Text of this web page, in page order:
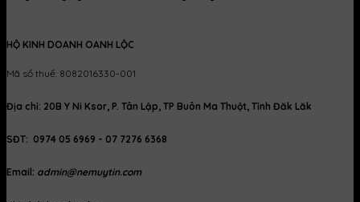
HỘ KINH DOANH OANH LỘC
Mã số thuế: 8082016330-001
Địa chỉ: 20B Y Ni Ksor, P. Tân Lập, TP Buôn Ma Thuột, Tỉnh Đăk Lăk
SĐT: 0974 05 6969 - 07 7276 6368
Email: admin@nemuytin.com